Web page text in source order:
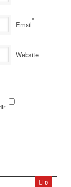
Email*
Website
0